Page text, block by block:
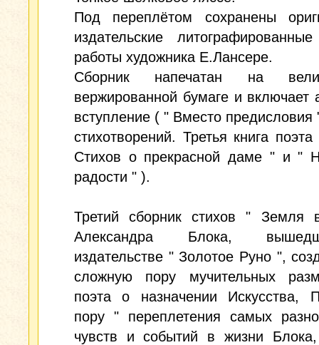
Под переплётом сохранены
издательские
работы художника Е.Лансере.
Сборник напечатан на
вержированной бумаге и включает
вступление ( " Вместо предисловия
стихотворений. Третья книга
Стихов о прекрасной даме " и "
радости " ).
Третий сборник стихов " Земля
Александра Блока,
издательстве " Золотое Руно ",
сложную пору мучительных
поэта о назначении Искусства,
пору " переплетения самых
чувств и событий в жизни